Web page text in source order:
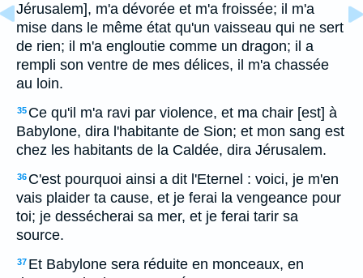
Jérusalem], m'a dévorée et m'a froissée; il m'a
mise dans le même état qu'un vaisseau qui ne sert
de rien; il m'a engloutie comme un dragon; il a
rempli son ventre de mes délices, il m'a chassée
au loin.
35 Ce qu'il m'a ravi par violence, et ma chair [est] à
Babylone, dira l'habitante de Sion; et mon sang est
chez les habitants de la Caldée, dira Jérusalem.
36 C'est pourquoi ainsi a dit l'Eternel : voici, je m'en
vais plaider ta cause, et je ferai la vengeance pour
toi; je dessécherai sa mer, et je ferai tarir sa
source.
37 Et Babylone sera réduite en monceaux, en